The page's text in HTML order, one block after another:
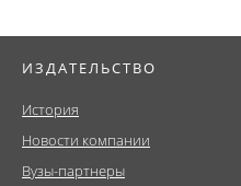
ИЗДАТЕЛЬСТВО
История
Новости компании
Вузы-партнеры